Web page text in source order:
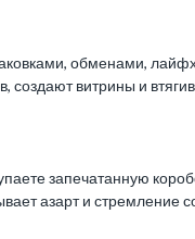
обменами,
витрины и
запечатанную
азарт и стремление